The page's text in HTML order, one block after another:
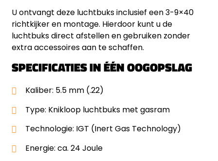
U ontvangt deze luchtbuks inclusief een 3-9×40
richtkijker en montage. Hierdoor kunt u de
luchtbuks direct afstellen en gebruiken zonder
extra accessoires aan te schaffen.
SPECIFICATIES IN ÉÉN OOGOPSLAG
Kaliber: 5.5 mm (.22)
Type: Knikloop luchtbuks met gasram
Technologie: IGT (Inert Gas Technology)
Energie: ca. 24 Joule